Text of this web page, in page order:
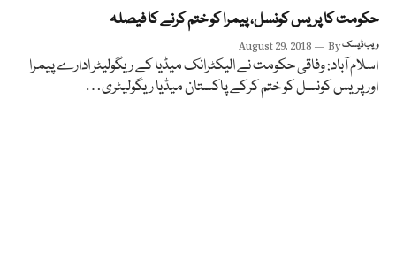
حکومت کا پریس کونسل، پیمرا کو ختم کرنے کا فیصلہ
August 29, 2018 Byویب ڈیسک
اسلام آباد: وفاقی حکومت نے الیکٹرانک میڈیا کے ریگولیٹر ادارے پیمرا
اور پریس کونسل کو ختم کرکے پاکستان میڈیا ریگولیٹری…